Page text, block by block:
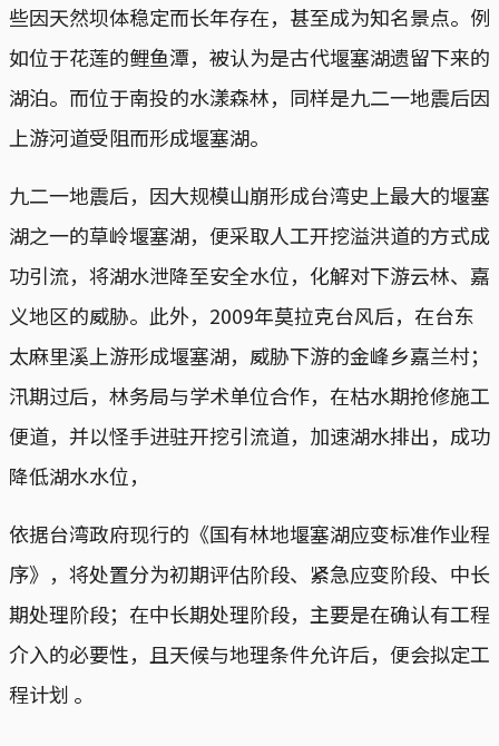
些因天然坝体稳定而长年存在，甚至成为知名景点。例
如位于花莲的鲤鱼潭，被认为是古代堰塞湖遗留下来的
湖泊。而位于南投的水漾森林，同样是九二一地震后因
上游河道受阻而形成堰塞湖。
九二一地震后，因大规模山崩形成台湾史上最大的堰塞
湖之一的草岭堰塞湖，便采取人工开挖溢洪道的方式成
功引流，将湖水泄降至安全水位，化解对下游云林、嘉
义地区的威胁。此外，2009年莫拉克台风后，在台东
太麻里溪上游形成堰塞湖，威胁下游的金峰乡嘉兰村；
汛期过后，林务局与学术单位合作，在枯水期抢修施工
便道，并以怪手进驻开挖引流道，加速湖水排出，成功
降低湖水水位，
依据台湾政府现行的《国有林地堰塞湖应变标准作业程
序》，将处置分为初期评估阶段、紧急应变阶段、中长
期处理阶段；在中长期处理阶段，主要是在确认有工程
介入的必要性，且天候与地理条件允许后，便会拟定工
程计划 。